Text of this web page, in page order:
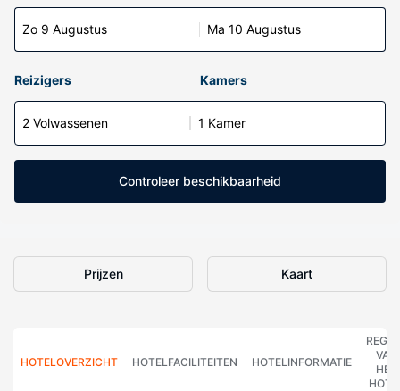
Zo 9 Augustus Ma 10 Augustus
Reizigers Kamers
2 Volwassenen 1 Kamer
Controleer beschikbaarheid
Prijzen Kaart
HOTELOVERZICHT HOTELFACILITEITEN HOTELINFORMATIE
VAN
HET